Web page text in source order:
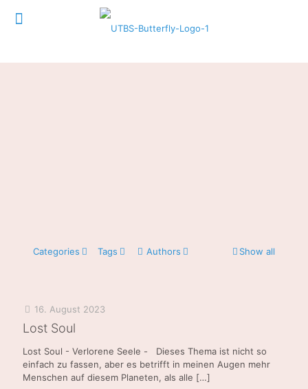
Categories Tags Authors Show all
16. August 2023
Lost Soul
Lost Soul - Verlorene Seele - Dieses Thema ist nicht so
einfach zu fassen, aber es betrifft in meinen Augen mehr
Menschen auf diesem Planeten, als alle […]